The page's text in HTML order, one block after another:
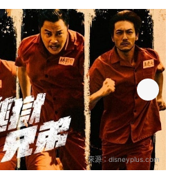
來源： disneyplus.com